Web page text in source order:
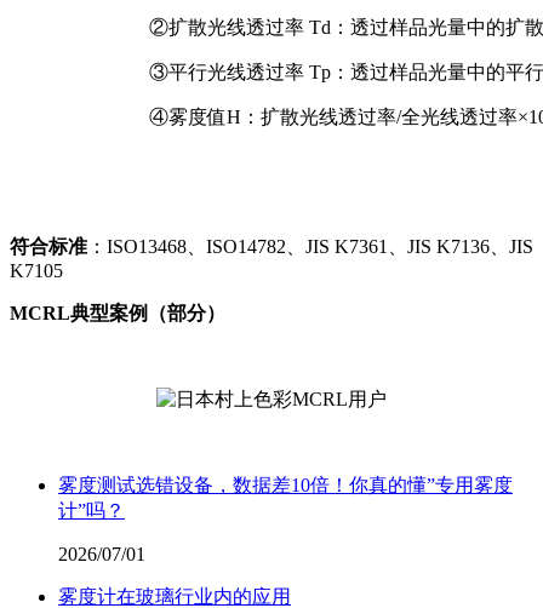
②扩散光线透过率 Td：透过样品光量中的扩
③平行光线透过率 Tp：透过样品光量中的平
④雾度值H：扩散光线透过率/全光线透过率×
符合标准 ：ISO13468、ISO14782、JIS K7361、JIS K7136、JIS
K7105
MCRL典型案例（部分）
雾度测试选错设备，数据差10倍！你真的懂”专用雾度
计”吗？
2026/07/01
雾度计在玻璃行业内的应用